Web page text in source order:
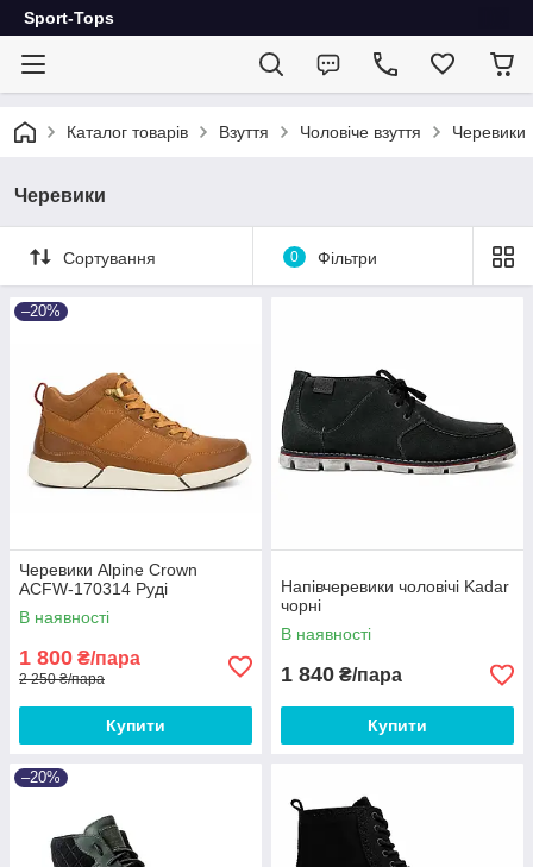
Sport-Tops
Каталог товарів Взуття Чоловіче взуття Черевики
Черевики
Сортування 0 Фільтри
–20%
Черевики Alpine Crown
ACFW-170314 Руді
В наявності
1 800 ₴/пара
2 250 ₴/пара
Купити
Напівчеревики чоловічі Kadar
чорні
В наявності
1 840 ₴/пара
Купити
–20%